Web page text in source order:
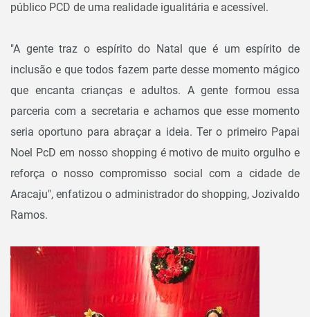
público PCD de uma realidade igualitária e acessível.
"A gente traz o espírito do Natal que é um espírito de
inclusão e que todos fazem parte desse momento mágico
que encanta crianças e adultos. A gente formou essa
parceria com a secretaria e achamos que esse momento
seria oportuno para abraçar a ideia. Ter o primeiro Papai
Noel PcD em nosso shopping é motivo de muito orgulho e
reforça o nosso compromisso social com a cidade de
Aracaju", enfatizou o administrador do shopping, Jozivaldo
Ramos.